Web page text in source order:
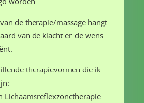
de therapie/massage hangt
van de klacht en de wens
therapievormen die ik
Lichaamsreflexzonetherapie